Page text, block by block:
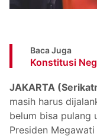
Baca Juga
Konstitusi
JAKARTA
masih harus
belum bisa pulang
Presiden